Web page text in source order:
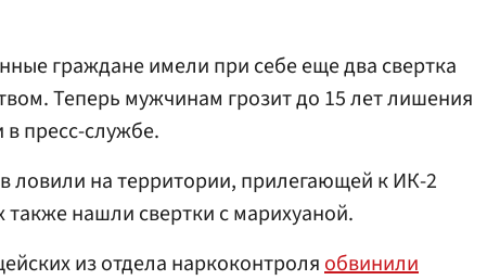
граждане имели при себе еще два свертка
Теперь мужчинам грозит до 15 лет лишения
пресс-службе.
ловили на территории, прилегающей к ИК-2
также нашли свертки с марихуаной.
из отдела наркоконтроляобвинили